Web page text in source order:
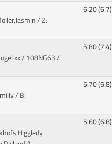
/ Z:
6.20 (6.7)
xx/ 108NG63 /
5.80 (7.4)
/ B:
5.70 (6.8)
Higgledy
5.60 (6.8)